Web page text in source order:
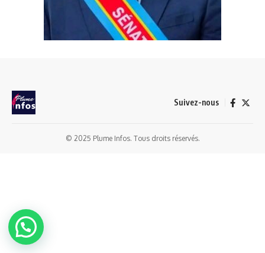
Suivez-nous
© 2025 Plume Infos. Tous droits réservés.